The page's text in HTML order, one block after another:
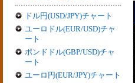
ドル円(USD/JPY)チャート
ユーロドル(EUR/USD)チャ
ート
ポンドドル(GBP/USD)チャ
ート
ユーロ円(EUR/JPY)チャート